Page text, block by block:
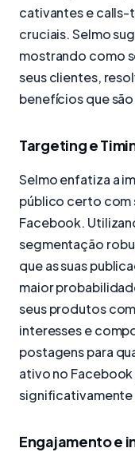
cativantes e calls-
cruciais. Selmo
mostrando como
seus clientes,
benefícios que
Targeting e
Selmo enfatiza a
público certo com
Facebook.
segmentação
que as suas
maior
seus produtos
interesses e
postagens para
ativo no
significativamente
Engajamento e